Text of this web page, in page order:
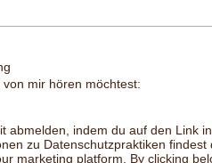
mir hören möchtest:
abmelden, indem du auf den Link
zu Datenschutzpraktiken
marketing platform. By clicking